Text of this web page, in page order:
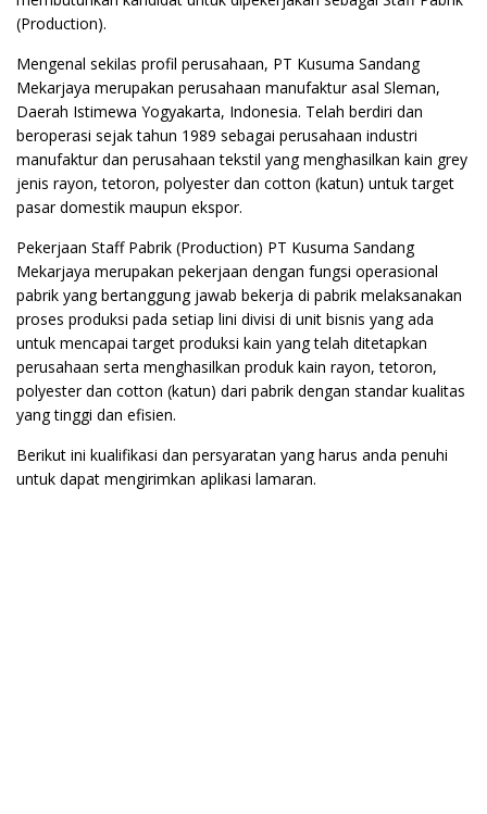
(Production).
Mengenal sekilas profil perusahaan, PT Kusuma Sandang
Mekarjaya merupakan perusahaan manufaktur asal Sleman,
Daerah Istimewa Yogyakarta, Indonesia. Telah berdiri dan
beroperasi sejak tahun 1989 sebagai perusahaan industri
manufaktur dan perusahaan tekstil yang menghasilkan kain grey
jenis rayon, tetoron, polyester dan cotton (katun) untuk target
pasar domestik maupun ekspor.
Pekerjaan Staff Pabrik (Production) PT Kusuma Sandang
Mekarjaya merupakan pekerjaan dengan fungsi operasional
pabrik yang bertanggung jawab bekerja di pabrik melaksanakan
proses produksi pada setiap lini divisi di unit bisnis yang ada
untuk mencapai target produksi kain yang telah ditetapkan
perusahaan serta menghasilkan produk kain rayon, tetoron,
polyester dan cotton (katun) dari pabrik dengan standar kualitas
yang tinggi dan efisien.
Berikut ini kualifikasi dan persyaratan yang harus anda penuhi
untuk dapat mengirimkan aplikasi lamaran.